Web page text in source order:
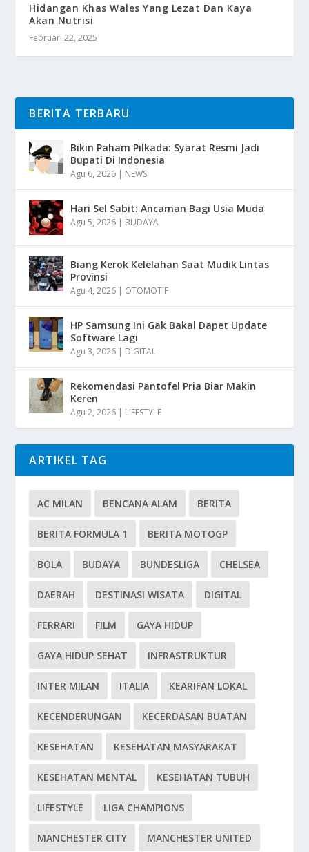
Hidangan Khas Wales Yang Lezat Dan Kaya
Akan Nutrisi
Februari 22, 2025
BERITA TERBARU
Bikin Paham Pilkada: Syarat Resmi Jadi
Bupati Di Indonesia
Agu 6, 2026 | NEWS
Hari Sel Sabit: Ancaman Bagi Usia Muda
Agu 5, 2026 | BUDAYA
Biang Kerok Kelelahan Saat Mudik Lintas
Provinsi
Agu 4, 2026 | OTOMOTIF
HP Samsung Ini Gak Bakal Dapet Update
Software Lagi
Agu 3, 2026 | DIGITAL
Rekomendasi Pantofel Pria Biar Makin
Keren
Agu 2, 2026 | LIFESTYLE
ARTIKEL TAG
AC MILAN BENCANA ALAM BERITA
BERITA FORMULA 1 BERITA MOTOGP
BOLA BUDAYA BUNDESLIGA CHELSEA
DAERAH DESTINASI WISATA DIGITAL
FERRARI FILM GAYA HIDUP
GAYA HIDUP SEHAT INFRASTRUKTUR
INTER MILAN ITALIA KEARIFAN LOKAL
KECENDERUNGAN KECERDASAN BUATAN
KESEHATAN KESEHATAN MASYARAKAT
KESEHATAN MENTAL KESEHATAN TUBUH
LIFESTYLE LIGA CHAMPIONS
MANCHESTER CITY MANCHESTER UNITED